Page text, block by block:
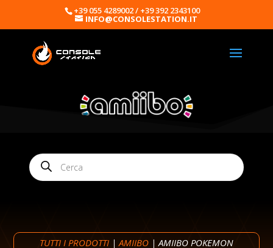
+39 055 4289002 / +39 392 2343100
INFO@CONSOLESTATION.IT
Products
search
TUTTI I PRODOTTI |AMIIBO | AMIIBO POKEMON